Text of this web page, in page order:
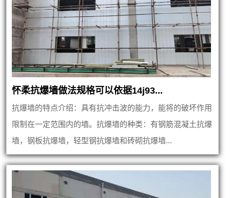
怀柔抗爆墙做法规格可以依据14j93...
抗爆墙的特点介绍：具有抗冲击波的能力，能将的破坏作用
限制在一定范围内的墙。抗爆墙的种类：有钢筋混凝土抗爆
墙，钢板抗爆墙，轻型钢抗爆墙和砖砌抗爆墙...